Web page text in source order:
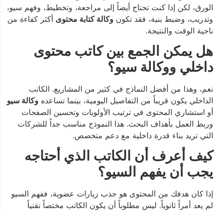
الورق، لكن إذا كنت تحتاج أيضاً إلى مراجعة، وتخطيط، وفهم سيو،
وتدريب، وضبط بنية، فقد تكون وكالة كتابة محتوىأكثر كفاءة من
ناحية الوقت والنتيجة.
هل يمكن الجمع بين كاتب محتوى
داخلي ووكالة سيو؟
نعم، وهذا من أفضل النماذج في كثير من المشاريع. الكاتب
الداخلي يكون قريباً من التفاصيل اليومية، بينما تساعده وكالة سيو
أو استشاري المحتوى في ترتيب الأولويات وتحسين الصفحات
وربط العمل بأهداف البحث. هذا النموذج مناسب جداً للشركات
التي تريد بناء قدرة داخلية مع دعم متخصص.
كيف أعرف أن الكاتب الذي أحتاجه
يجب أن يفهم السيو؟
إذا كان هدفك من المحتوى هو جذب زيارات عضوية، ففهم السيو
لم يعد أمراً ثانوياً. ليس مطلوباً أن يكون الكاتب مختصاً تقنياً